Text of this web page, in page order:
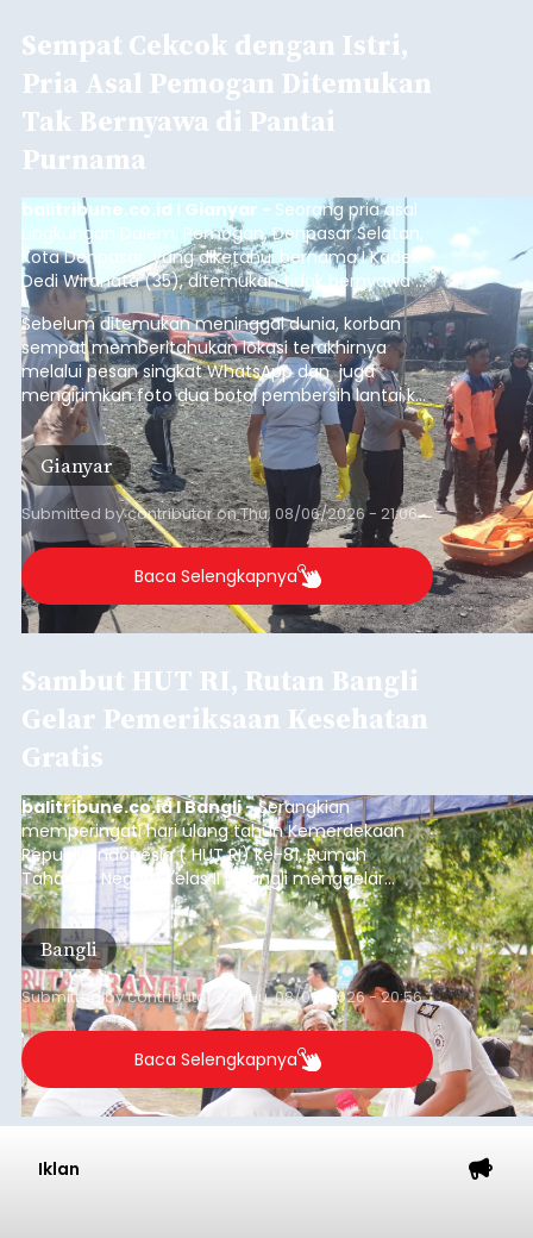
Sempat Cekcok dengan Istri,
Pria Asal Pemogan Ditemukan
Tak Bernyawa di Pantai
Purnama
balitribune.co.id I Gianyar - Seorang pria asal
Lingkungan Dalem, Pemogan, Denpasar Selatan,
Kota Denpasar, yang diketahui bernama I Kadek
Dedi Wiranata (35), ditemukan tidak bernyawa di
pesisir Pantai Purnama, Sukawati.
Sebelum ditemukan meninggal dunia, korban
sempat memberitahukan lokasi terakhirnya
melalui pesan singkat WhatsApp dan juga
mengirimkan foto dua botol pembersih lantai ke
istrinya.
Gianyar
Submitted bycontributoronThu, 08/06/2026 - 21:06
Baca Selengkapnya
Sambut HUT RI, Rutan Bangli
Gelar Pemeriksaan Kesehatan
Gratis
balitribune.co.id I Bangli -Serangkian
memperingati hari ulang tahun Kemerdekaan
Republik Indonesia ( HUT RI) ke-81, Rumah
Tahanan Negara Kelas II B Bangli menggelar
kegiatan pemeriksaan kesehatan gratis, Rabu
(6/8/2026).
Bangli
Submitted bycontributor Thu, 08/06/2026 - 20:56
Baca Selengkapnya
Iklan